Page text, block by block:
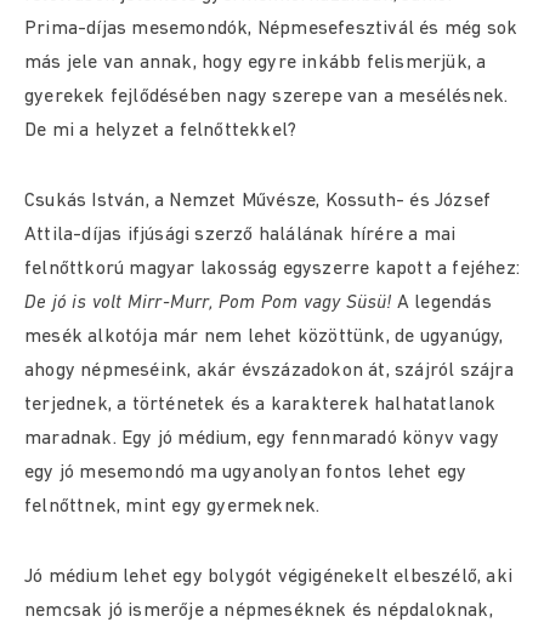
Prima-díjas mesemondók, Népmesefesztivál és még sok
más jele van annak, hogy egyre inkább felismerjük, a
gyerekek fejlődésében nagy szerepe van a mesélésnek.
De mi a helyzet a felnőttekkel?
Csukás István, a Nemzet Művésze, Kossuth- és József
Attila-díjas ifjúsági szerző halálának hírére a mai
felnőttkorú magyar lakosság egyszerre kapott a fejéhez:
De jó is volt Mirr-Murr, Pom Pom vagy Süsü! A legendás
mesék alkotója már nem lehet közöttünk, de ugyanúgy,
ahogy népmeséink, akár évszázadokon át, szájról szájra
terjednek, a történetek és a karakterek halhatatlanok
maradnak. Egy jó médium, egy fennmaradó könyv vagy
egy jó mesemondó ma ugyanolyan fontos lehet egy
felnőttnek, mint egy gyermeknek.
Jó médium lehet egy bolygót végigénekelt elbeszélő, aki
nemcsak jó ismerője a népmeséknek és népdaloknak,